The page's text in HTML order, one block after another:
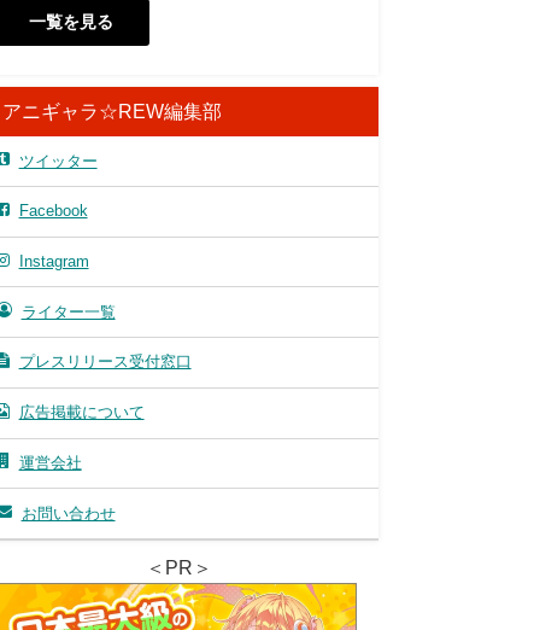
一覧を見る
アニギャラ☆REW編集部
ツイッター
Facebook
Instagram
ライター一覧
プレスリリース受付窓口
広告掲載について
運営会社
お問い合わせ
＜PR＞